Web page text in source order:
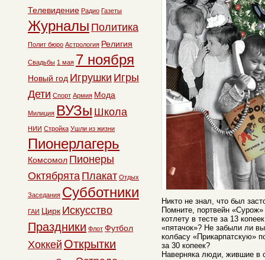
Никто не знал, что был
Помните, портвейн
котлету в тесте за 13
«пятачок»? Не забыли ли
колбасу «Прикарпатскую»
за 30 копеек?
Наверняка люди, жившие в
Телевидение Радио Газеты
Журналы Политика
Полит бюро Астрология Религия
Свадьбы 1 мая 7 ноября
Новый год Игрушки Игры
Дети Спорт Армия Мода
Милиция ВУЗы Школа
НИИ Стройка Ушли из жизни
Пионерлагерь
Комсомол Пионеры
Октябрята Плакат Отдых
Заседания Субботники
ГАИ Цирк Искусство
Праздники Флот Футбол
Хоккей Открытки